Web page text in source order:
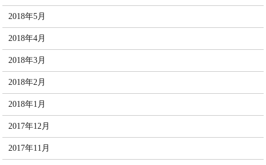
2018年5月
2018年4月
2018年3月
2018年2月
2018年1月
2017年12月
2017年11月